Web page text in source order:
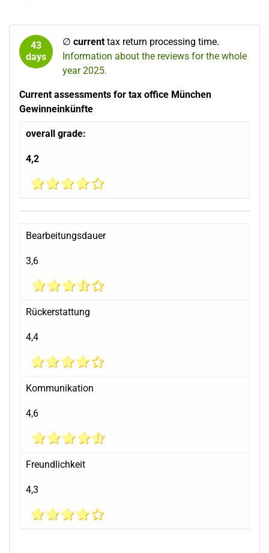
43
days
∅ currenttax return processing time.
Information about the reviews for the whole
year 2025.
Current assessments for tax office München
Gewinneinkünfte
overall grade:
4,2
Bearbeitungsdauer
3,6
Rückerstattung
4,4
Kommunikation
4,6
Freundlichkeit
4,3